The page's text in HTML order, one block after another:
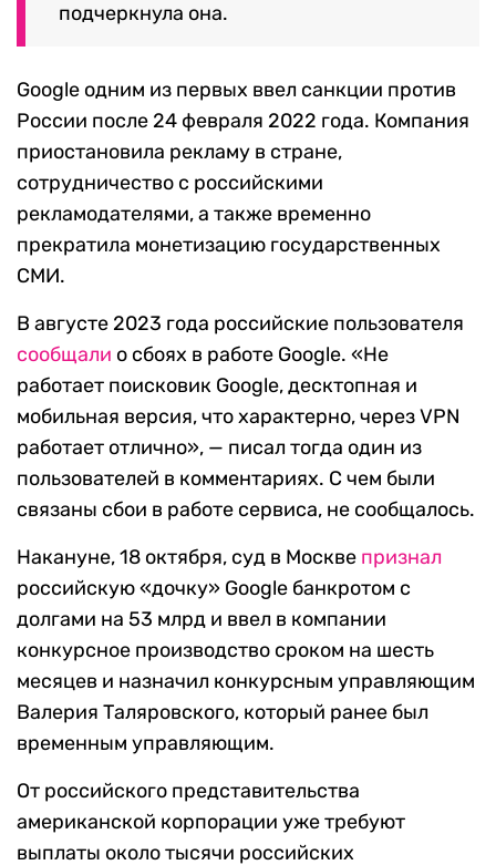
подчеркнула она.
Google одним из первых ввел санкции против
России после 24 февраля 2022 года. Компания
приостановила рекламу в стране,
сотрудничество с российскими
рекламодателями, а также временно
прекратила монетизацию государственных
СМИ.
В августе 2023 года российские пользователя
сообщали о сбоях в работе Google. «Не
работает поисковик Google, десктопная и
мобильная версия, что характерно, через VPN
работает отлично», — писал тогда один из
пользователей в комментариях. С чем были
связаны сбои в работе сервиса, не сообщалось.
Накануне, 18 октября, суд в Москве признал
российскую «дочку» Google банкротом с
долгами на 53 млрд и ввел в компании
конкурсное производство сроком на шесть
месяцев и назначил конкурсным управляющим
Валерия Таляровского, который ранее был
временным управляющим.
От российского представительства
американской корпорации уже требуют
выплаты около тысячи российских